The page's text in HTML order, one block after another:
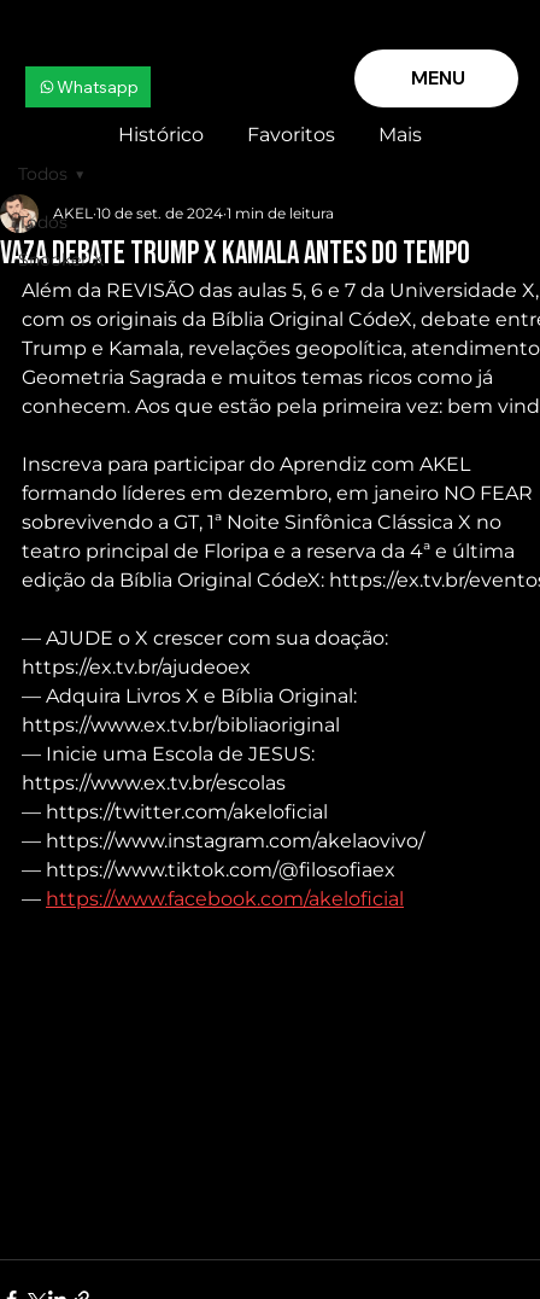
MENU
Whatsapp
Histórico Favoritos Mais
Todos
Snooker X
Todos
VAZA DEBATE TRUMP X KAMALA antes do TEMPO
AKEL 10 de set. de 2024 1 min de leitura
Além da REVISÃO das aulas 5, 6 e 7 da Universidade
com os originais da Bíblia Original CódeX, debate
Trump e Kamala, revelações geopolítica,
Geometria Sagrada e muitos temas ricos como já
conhecem. Aos que estão pela primeira vez: bem
Inscreva para participar do Aprendiz com AKEL
formando líderes em dezembro, em janeiro NO FEAR
sobrevivendo a GT, 1ª Noite Sinfônica Clássica X no
teatro principal de Floripa e a reserva da 4ª e última
edição da Bíblia Original CódeX: https://ex.tv.br/
— AJUDE o X crescer com sua doação:
https://ex.tv.br/ajudeoex
— Adquira Livros X e Bíblia Original:
https://www.ex.tv.br/bibliaoriginal
— Inicie uma Escola de JESUS:
https://www.ex.tv.br/escolas
— https://twitter.com/akeloficial
— https://www.instagram.com/akelaovivo/
— https://www.tiktok.com/@filosofiaex
— https://www.facebook.com/akeloficial